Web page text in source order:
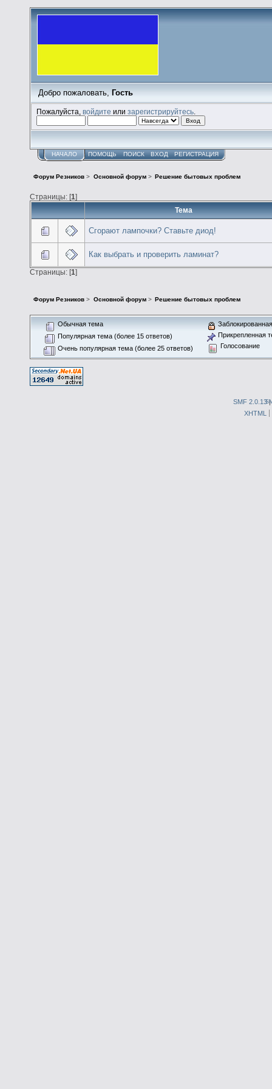
Добро пожаловать, Гость
Пожалуйста,войдите илизарегистрируйтесь
НАЧАЛО ПОМОЩЬ ПОИСК ВХОД РЕГИСТРАЦИЯ
Форум Резников > Основной форум> Решение бытовых проблем
Страницы: [1]
Тема
Сгорают лампочки? Ставьте диод!
Как выбрать и проверить ламинат?
Страницы: [1]
Форум Резников > Основной форум> Решение бытовых проблем
Обычная тема
Популярная тема (более 15 ответов)
Очень популярная тема (более 25 ответов)
Прикрепленная
Голосование
SMF 2.0.13|
XHTML